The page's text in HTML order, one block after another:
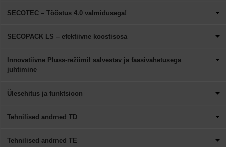
SECOTEC – Tööstus 4.0 valmidusega!
SECOPACK LS – efektiivne koostisosa
Innovatiivne Pluss-režiimil salvestav ja faasivahetusega
juhtimine
Ülesehitus ja funktsioon
Tehnilised andmed TD
Tehnilised andmed TE